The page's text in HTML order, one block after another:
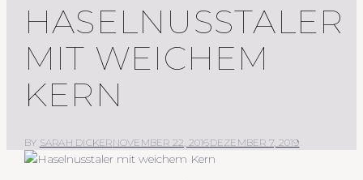
HASELNUSSTALER
MIT WEICHEM
KERN
BY SARAH DICKERNOVEMBER 22, 2016DEZEMBER 7, 2019